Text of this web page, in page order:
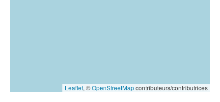
Leaflet, ©OpenStreetMapcontributeurs/contributrices